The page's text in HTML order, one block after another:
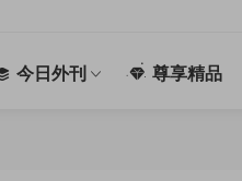
今日外刊 尊享精品